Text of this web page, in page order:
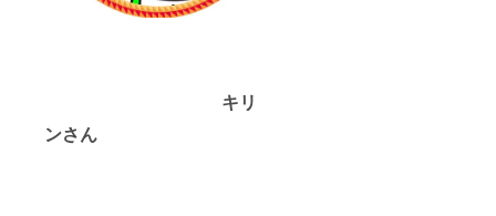
キリ
ンさん